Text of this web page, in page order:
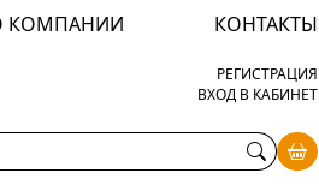
КОМПАНИИ
КОНТАКТЫ
РЕГИСТРАЦИЯ
ВХОД В КАБИНЕТ